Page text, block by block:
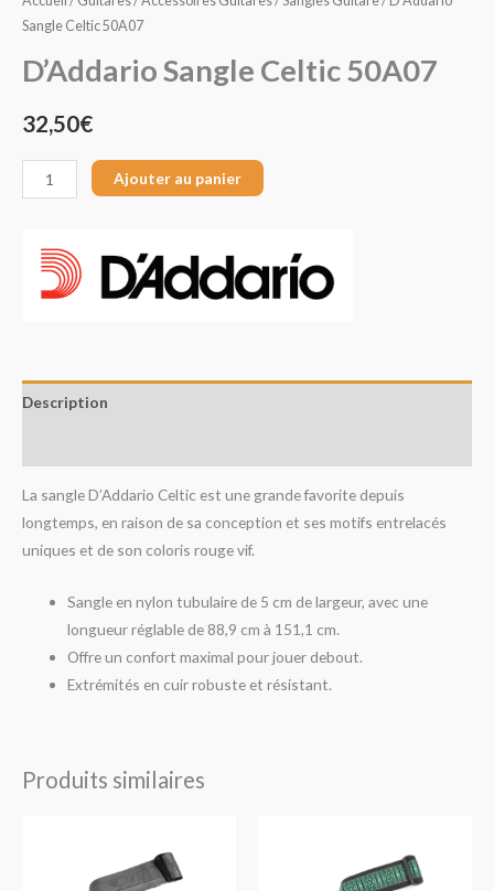
Sangle Celtic 50A07
D’Addario Sangle Celtic 50A07
32,50€
Ajouter au panier
Description
La sangle D’Addario Celtic est une grande favorite depuis
longtemps, en raison de sa conception et ses motifs entrelacés
uniques et de son coloris rouge vif.
Sangle en nylon tubulaire de 5 cm de largeur, avec une
longueur réglable de 88,9 cm à 151,1 cm.
Offre un confort maximal pour jouer debout.
Extrémités en cuir robuste et résistant.
Produits similaires